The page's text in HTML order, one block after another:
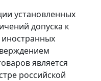
установленных
допуска к
иностранных
является
российской